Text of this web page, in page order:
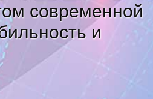
современной
и